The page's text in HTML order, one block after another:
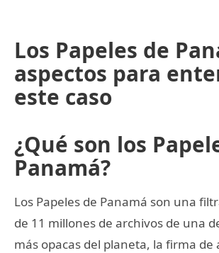
Los Papeles de
aspectos para
este caso
¿Qué son los
Panamá?
Los Papeles de Panamá son una
de 11 millones de archivos de una
más opacas del planeta, la firma de